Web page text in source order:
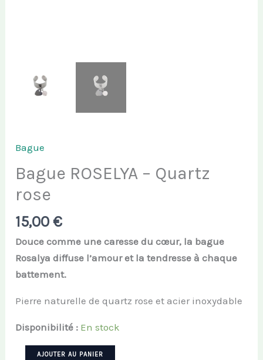
Bague
Bague ROSELYA – Quartz
rose
15,00€
Douce comme une caresse du cœur, la bague
Rosalya diffuse l’amour et la tendresse à chaque
battement.
Pierre naturelle de quartz rose et acier inoxydable
Disponibilité : En stock
quantitéAJOUTER AU PANIER